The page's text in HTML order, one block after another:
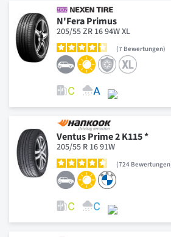
N'Fera Primus
205/55 ZR 16 94W XL
7 Bewertungen
Ventus Prime 2 K115 *
205/55 R 16 91W
724 Bewertungen